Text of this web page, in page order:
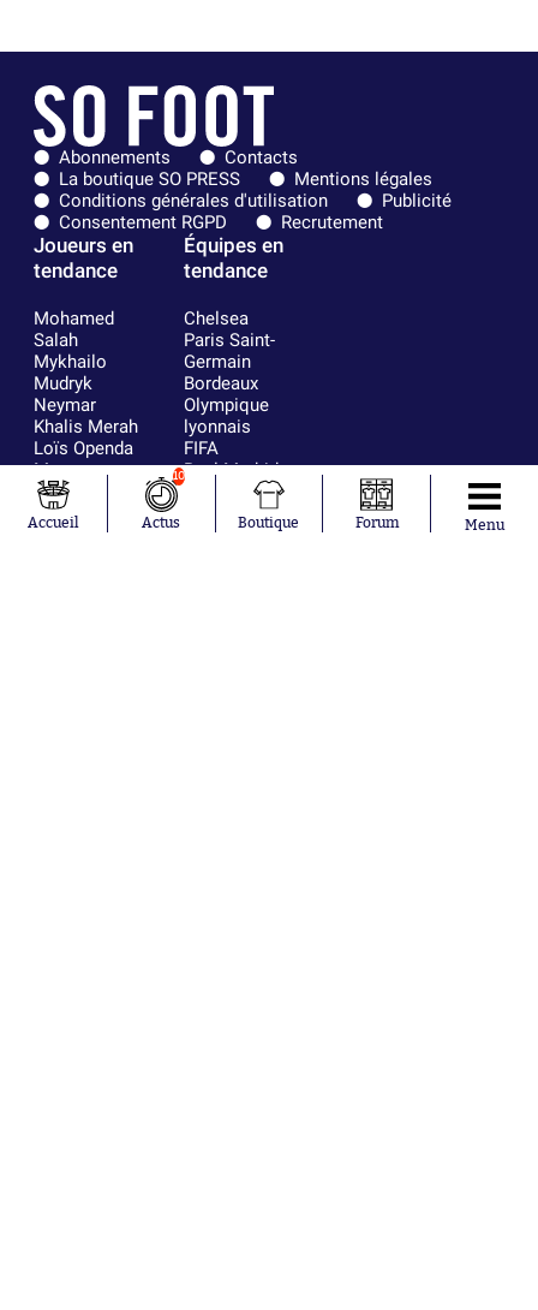
Abonnements
Contacts
La boutique SO PRESS
Mentions légales
Conditions générales d'utilisation
Publicité
Consentement RGPD
Recrutement
Joueurs en
tendance
Mohamed
Salah
Mykhailo
Mudryk
Neymar
Khalis Merah
Loïs Openda
Moussa
Niakhaté
Nicolás
Tagliafico
Équipes en
tendance
Chelsea
Paris Saint-
Germain
Bordeaux
Olympique
lyonnais
FIFA
Real Madrid
RC Strasbourg
AC Milan
France
Accueil
10
Actus Boutique Forum Menu